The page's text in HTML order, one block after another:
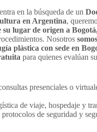
en la búsqueda de un
en Argentina,
su lugar de origen a
Nosotros
plástica con sede en
para quienes evalúan
presenciales o
de viaje, hospedaje y
de seguridad y